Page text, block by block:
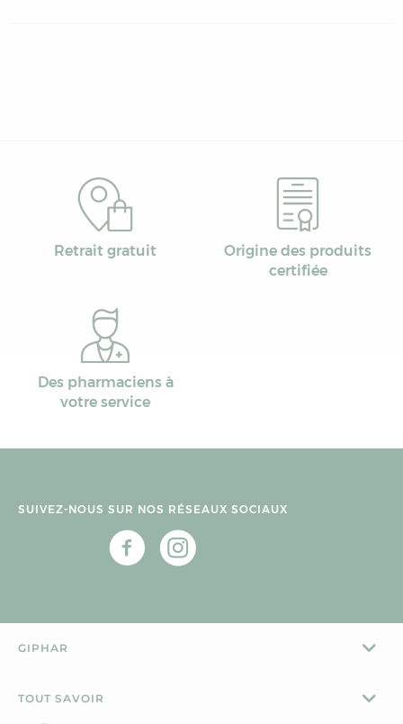
Retrait gratuit
Origine des produits
certifiée
Des pharmaciens à
votre service
SUIVEZ-NOUS SUR NOS RÉSEAUX SOCIAUX
GIPHAR
TOUT SAVOIR